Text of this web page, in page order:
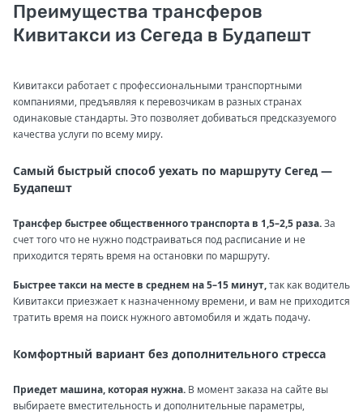
Преимущества трансферов
Кивитакси из Сегеда в Будапешт
Кивитакси работает с профессиональными транспортными
компаниями, предъявляя к перевозчикам в разных странах
одинаковые стандарты. Это позволяет добиваться предсказуемого
качества услуги по всему миру.
Самый быстрый способ уехать по маршруту Сегед —
Будапешт
Трансфер быстрее общественного транспорта в 1,5–2,5 раза.За
счет того что не нужно подстраиваться под расписание и не
приходится терять время на остановки по маршруту.
Быстрее такси на месте в среднем на 5–15 минут,так как водитель
Кивитакси приезжает к назначенному времени, и вам не приходится
тратить время на поиск нужного автомобиля и ждать подачу.
Комфортный вариант без дополнительного стресса
Приедет машина, которая нужна. В момент заказа на сайте вы
выбираете вместительность и дополнительные параметры,